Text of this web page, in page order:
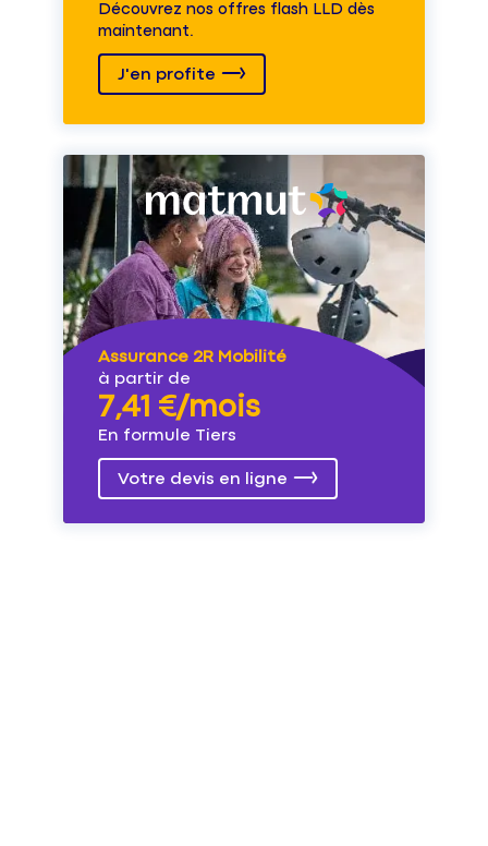
Découvrez nos offres flash LLD dès
maintenant.
J'en profite
Assurance 2R Mobilité
à partir de
7,41 €/mois
En formule Tiers
Votre devis en ligne